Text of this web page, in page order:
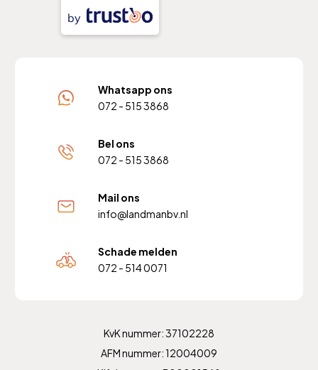
by
Whatsapp ons
072 - 515 3868
Bel ons
072 - 515 3868
Mail ons
info@landmanbv.nl
Schade melden
072 - 514 0071
KvK nummer: 37102228
AFM nummer: 12004009